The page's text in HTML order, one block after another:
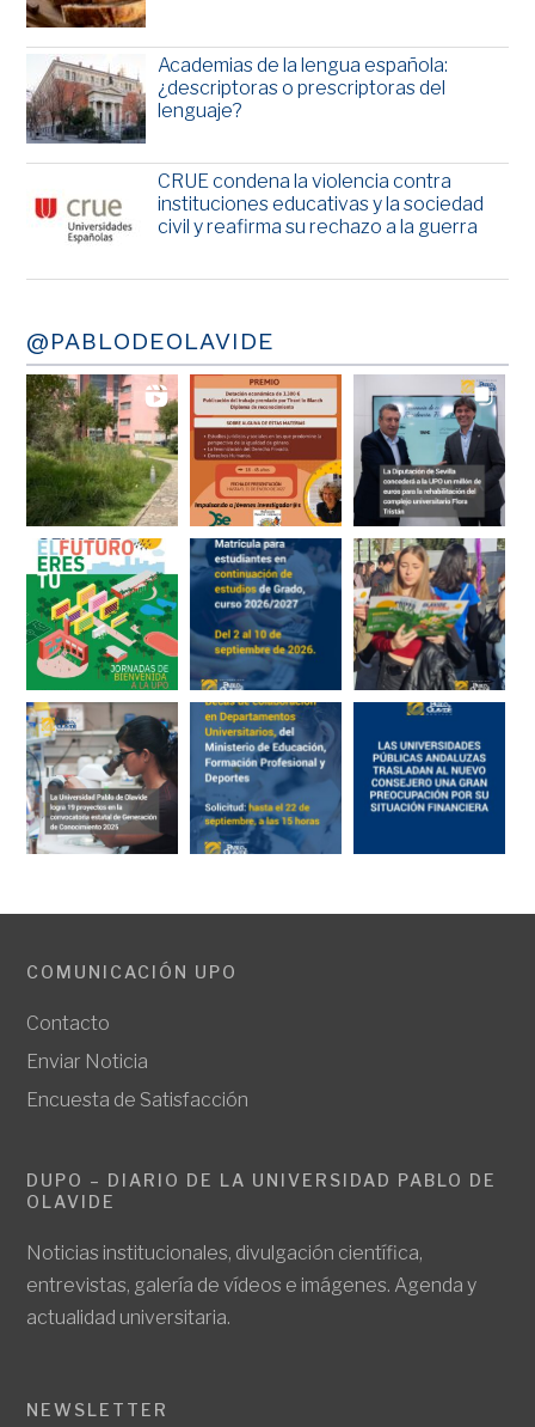
Academias de la lengua española:
¿descriptoras o prescriptoras del
lenguaje?
CRUE condena la violencia contra
instituciones educativas y la sociedad
civil y reafirma su rechazo a la guerra
@PABLODEOLAVIDE
COMUNICACIÓN UPO
Contacto
Enviar Noticia
Encuesta de Satisfacción
DUPO – DIARIO DE LA UNIVERSIDAD PABLO DE
OLAVIDE
Noticias institucionales, divulgación científica,
entrevistas, galería de vídeos e imágenes. Agenda y
actualidad universitaria.
NEWSLETTER